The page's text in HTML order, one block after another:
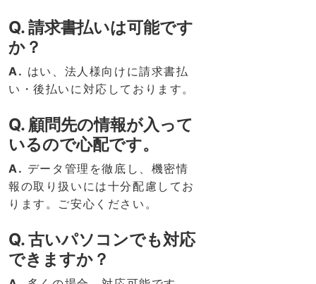
Q. 請求書払いは可能です
か？
A. はい、法人様向けに請求書払
い・後払いに対応しております。
Q. 顧問先の情報が入って
いるので心配です。
A. データ管理を徹底し、機密情
報の取り扱いには十分配慮してお
ります。ご安心ください。
Q. 古いパソコンでも対応
できますか？